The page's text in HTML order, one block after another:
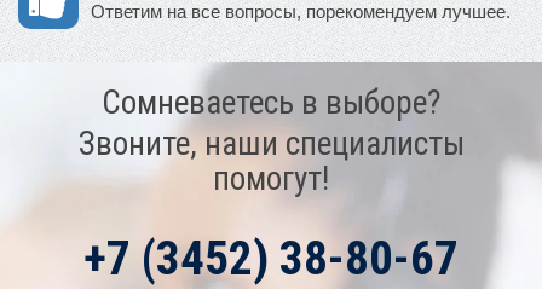
Ответим на все вопросы, порекомендуем лучшее.
Сомневаетесь в выборе?
Звоните, наши специалисты
помогут!
+7 (3452) 38-80-67